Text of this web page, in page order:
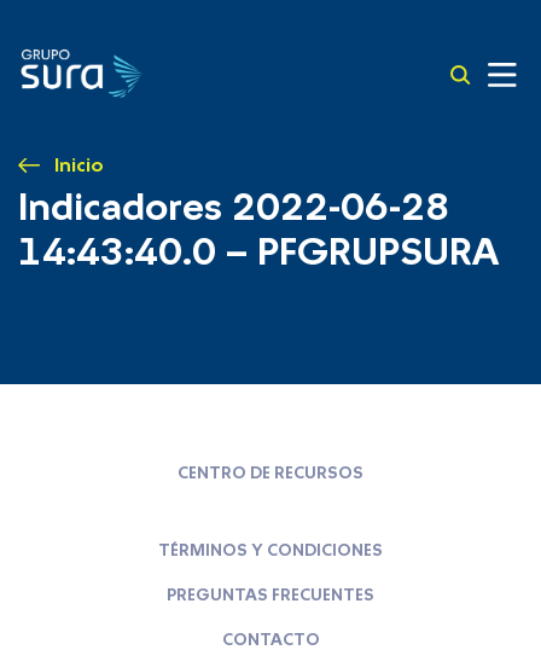
Inicio
Indicadores 2022-06-28
14:43:40.0 – PFGRUPSURA
CENTRO DE RECURSOS
TÉRMINOS Y CONDICIONES
PREGUNTAS FRECUENTES
CONTACTO